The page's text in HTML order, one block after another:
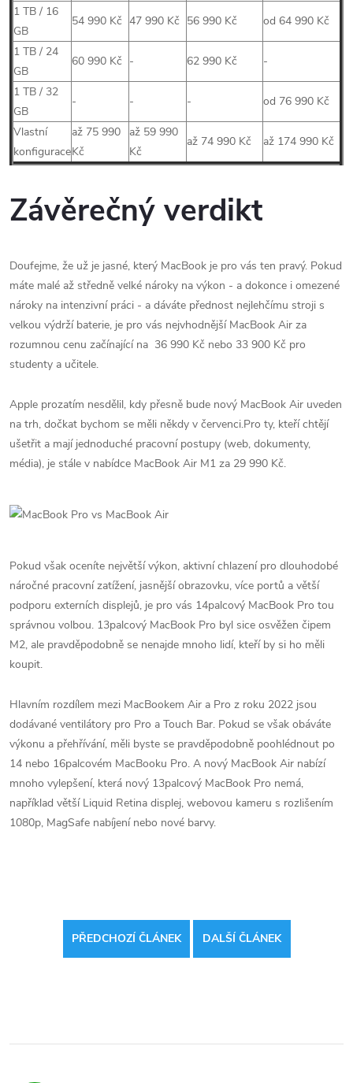
1 TB / 16
GB
54 990 Kč 47 990 Kč 56 990 Kč od 64 990 Kč
1 TB / 24
GB
60 990 Kč - 62 990 Kč -
1 TB / 32
GB
- - - od 76 990 Kč
Vlastní
konfigurace
až 75 990
Kč
až 59 990
Kč
až 74 990 Kč až 174 990 Kč
Závěrečný verdikt
Doufejme, že už je jasné, který MacBook je pro vás ten pravý. Pokud
máte malé až středně velké nároky na výkon - a dokonce i omezené
nároky na intenzivní práci - a dáváte přednost nejlehčímu stroji s
velkou výdrží baterie, je pro vás nejvhodnější MacBook Air za
rozumnou cenu začínající na 36 990 Kč nebo 33 900 Kč pro
studenty a učitele.
Apple prozatím nesdělil, kdy přesně bude nový MacBook Air uveden
na trh, dočkat bychom se měli někdy v červenci.Pro ty, kteří chtějí
ušetřit a mají jednoduché pracovní postupy (web, dokumenty,
média), je stále v nabídce MacBook Air M1 za 29 990 Kč.
Pokud však oceníte největší výkon, aktivní chlazení pro dlouhodobé
náročné pracovní zatížení, jasnější obrazovku, více portů a větší
podporu externích displejů, je pro vás 14palcový MacBook Pro tou
správnou volbou. 13palcový MacBook Pro byl sice osvěžen čipem
M2, ale pravděpodobně se nenajde mnoho lidí, kteří by si ho měli
koupit.
Hlavním rozdílem mezi MacBookem Air a Pro z roku 2022 jsou
dodávané ventilátory pro Pro a Touch Bar. Pokud se však obáváte
výkonu a přehřívání, měli byste se pravděpodobně poohlédnout po
14 nebo 16palcovém MacBooku Pro. A nový MacBook Air nabízí
mnoho vylepšení, která nový 13palcový MacBook Pro nemá,
například větší Liquid Retina displej, webovou kameru s rozlišením
1080p, MagSafe nabíjení nebo nové barvy.
PŘEDCHOZÍ ČLÁNEK DALŠÍ ČLÁNEK